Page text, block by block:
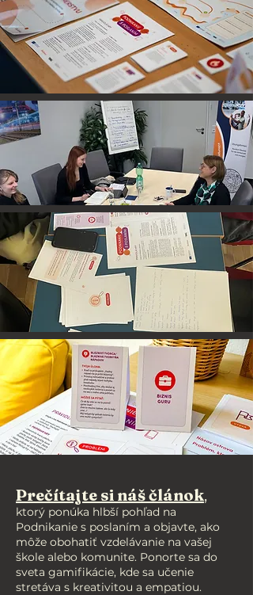
Prečítajte si náš článok,
ktorý ponúka hlbší pohľad na
Podnikanie s poslaním a objavte, ako
môže obohatiť vzdelávanie na vašej
škole alebo komunite. Ponorte sa do
sveta gamifikácie, kde sa učenie
stretáva s kreativitou a empatiou.